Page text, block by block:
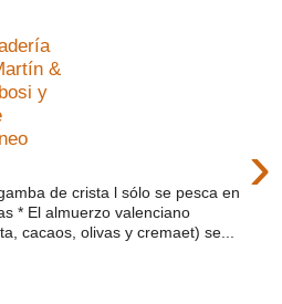
&
y
›
de crista l sólo se pesca en
* El almuerzo valenciano
cacaos, olivas y cremaet) se...